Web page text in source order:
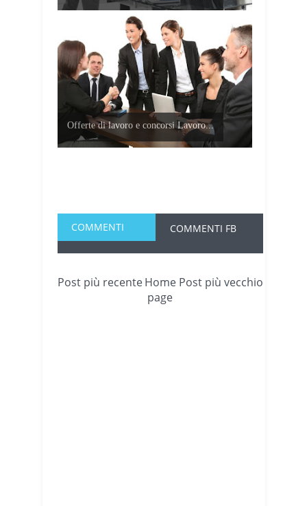
Offerte di lavoro e concorsi Lavoro...
COMMENTI COMMENTI FB
Post più recente Post più vecchio
Home
page